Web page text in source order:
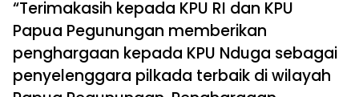
“Terimakasih kepada KPU RI dan KPU
Papua Pegunungan memberikan
penghargaan kepada KPU Nduga sebagai
penyelenggara pilkada terbaik di wilayah